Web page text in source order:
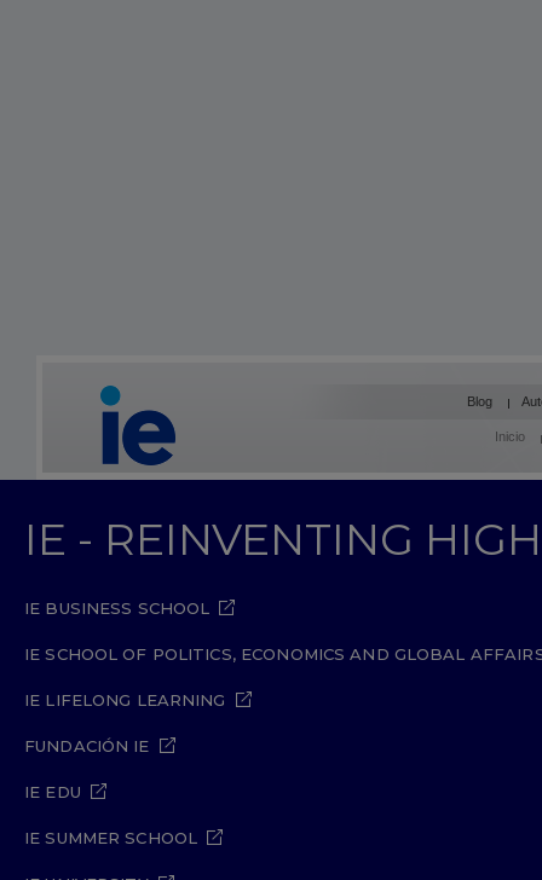
Blog
Inicio
IE - REINVENTING
IE BUSINESS SCHOOL
IE SCHOOL OF POLITICS, ECONOMICS AND GLOBAL
IE LIFELONG LEARNING
FUNDACIÓN IE
IE EDU
IE SUMMER SCHOOL